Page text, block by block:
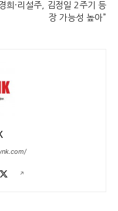
희·리설주, 김정일 2주기 등
장 가능성 높아”